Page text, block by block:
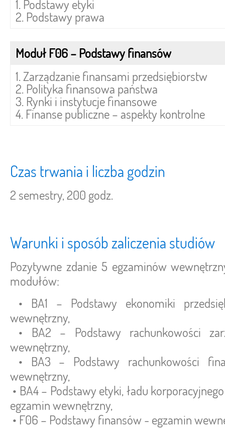
1. Podstawy etyki
2. Podstawy prawa
Moduł F06 – Podstawy finansów
1. Zarządzanie finansami przedsiębiorstw
2. Polityka finansowa państwa
3. Rynki i instytucje finansowe
4. Finanse publiczne – aspekty kontrolne
Czas trwania i liczba godzin
2 semestry, 200 godz.
Warunki i sposób zaliczenia studiów
Pozytywne zdanie 5 egzaminów
modułów:
• BA1 – Podstawy ekonomiki
wewnętrzny,
• BA2 – Podstawy rachunkowości
wewnętrzny,
• BA3 – Podstawy rachunkowości
wewnętrzny,
• BA4 – Podstawy etyki, ładu
egzamin wewnętrzny,
• F06 – Podstawy finansów - egzamin